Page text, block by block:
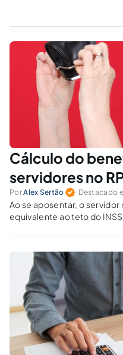
Cálculo do
servidores no
PorAlex Sertão Destacado
Ao se aposentar, o
equivalente ao teto do
um valor relativo às
complementar.